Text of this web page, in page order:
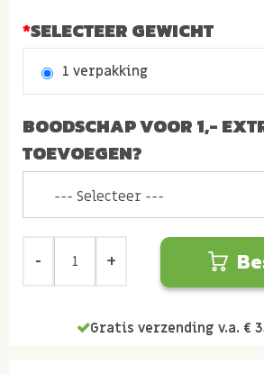
SELECTEER GEWICHT
1 verpakking
BOODSCHAP VOOR 1,-
TOEVOEGEN?
Gratis verzending v.a. €